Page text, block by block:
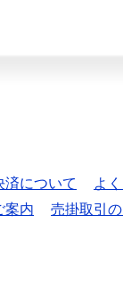
済について
よ
案内 売掛取引